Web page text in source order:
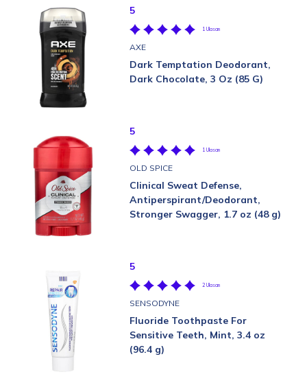
5
1 Ulasan
AXE
Dark Temptation Deodorant,
Dark Chocolate, 3 Oz (85 G)
5
1 Ulasan
OLD SPICE
Clinical Sweat Defense,
Antiperspirant/Deodorant,
Stronger Swagger, 1.7 oz (48 g)
5
2 Ulasan
SENSODYNE
Fluoride Toothpaste For
Sensitive Teeth, Mint, 3.4 oz
(96.4 g)